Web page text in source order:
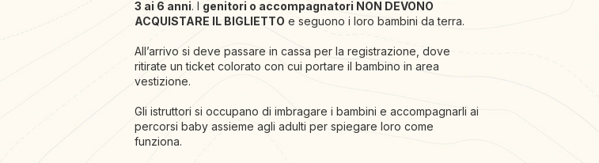
3 ai 6 anni. I genitori o accompagnatori NON DEVONO
ACQUISTARE IL BIGLIETTO e seguono i loro bambini da terra.
All’arrivo si deve passare in cassa per la registrazione, dove
ritirate un ticket colorato con cui portare il bambino in area
vestizione.
Gli istruttori si occupano di imbragare i bambini e accompagnarli ai
percorsi baby assieme agli adulti per spiegare loro come
funziona.